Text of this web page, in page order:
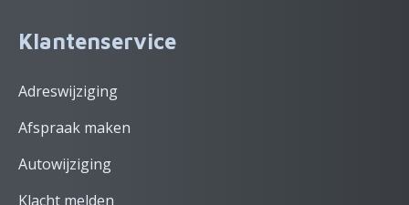
Klantenservice
Adreswijziging
Afspraak maken
Autowijziging
Klacht melden